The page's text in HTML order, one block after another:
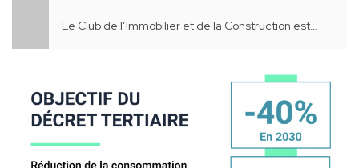
Le Club de l’Immobilier et de la Construction est
Rendez-vous au CAUSOIR situé 45 rue Barrier à Lyon
6ème : l’occasion de rencontrer les nouveaux
membres du CLIC, se présenter et passer un
moment convivial.